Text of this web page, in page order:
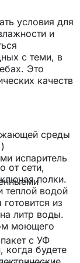
условия для
и
с теми, в
Это
качеств
среды
испаритель
с УФ
от сети,
полки.
теплой водой
из
литр воды.
моющего
будете